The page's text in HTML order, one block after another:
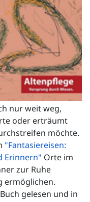
nur weit weg,
oder erträumt
möchte.
"Fantasiereisen:
Erinnern" Orte im
zur Ruhe
ermöglichen.
gelesen und in